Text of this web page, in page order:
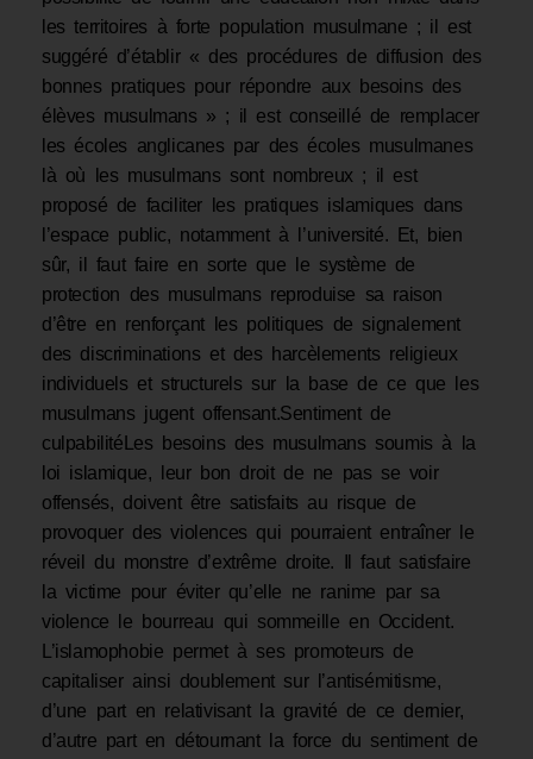
les territoires à forte population musulmane ; il est
suggéré d’établir « des procédures de diffusion des
bonnes pratiques pour répondre aux besoins des
élèves musulmans » ; il est conseillé de remplacer
les écoles anglicanes par des écoles musulmanes
là où les musulmans sont nombreux ; il est
proposé de faciliter les pratiques islamiques dans
l’espace public, notamment à l’université. Et, bien
sûr, il faut faire en sorte que le système de
protection des musulmans reproduise sa raison
d’être en renforçant les politiques de signalement
des discriminations et des harcèlements religieux
individuels et structurels sur la base de ce que les
musulmans jugent offensant.Sentiment de
culpabilitéLes besoins des musulmans soumis à la
loi islamique, leur bon droit de ne pas se voir
offensés, doivent être satisfaits au risque de
provoquer des violences qui pourraient entraîner le
réveil du monstre d’extrême droite. Il faut satisfaire
la victime pour éviter qu’elle ne ranime par sa
violence le bourreau qui sommeille en Occident.
L’islamophobie permet à ses promoteurs de
capitaliser ainsi doublement sur l’antisémitisme,
d’une part en relativisant la gravité de ce dernier,
d’autre part en détournant la force du sentiment de